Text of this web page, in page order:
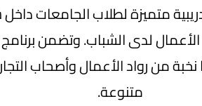
متميزة لطلاب الجامعات
الأعمال لدى الشباب. وتضمن
من رواد الأعمال وأصحاب
متنوعة.